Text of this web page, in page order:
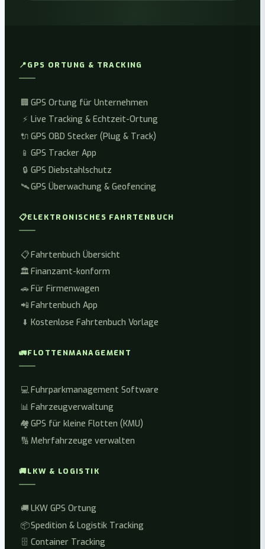
📍GPS ORTUNG & TRACKING
🏢 GPS Ortung für Unternehmen
⚡ Live Tracking & Echtzeit-Ortung
🔌 GPS OBD Stecker (Plug & Track)
📱 GPS Tracker App
🔒 GPS Diebstahlschutz
🛰️GPS Überwachung & Geofencing
📋ELEKTRONISCHES FAHRTENBUCH
📋Fahrtenbuch Übersicht
🏛️Finanzamt-konform
🚗 Für Firmenwagen
📲 Fahrtenbuch App
⬇️ Kostenlose Fahrtenbuch Vorlage
🚛FLOTTENMANAGEMENT
💻Fuhrparkmanagement Software
📊 Fahrzeugverwaltung
🏘️ GPS für kleine Flotten (KMU)
🔢 Mehrfahrzeuge verwalten
🚚LKW & LOGISTIK
🚚 LKW GPS Ortung
📦Spedition & Logistik Tracking
🗄️ Container Tracking